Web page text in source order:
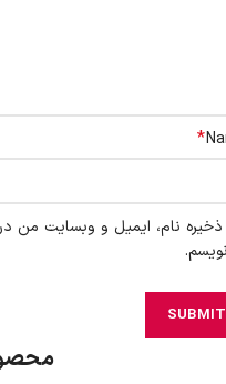
*
ذخیره نام، ایمیل و وبسایت من در